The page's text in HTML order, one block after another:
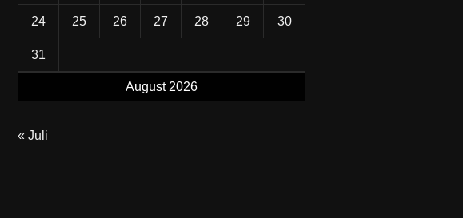
August 2026
24 25 26 27 28 29 30
31
« Juli